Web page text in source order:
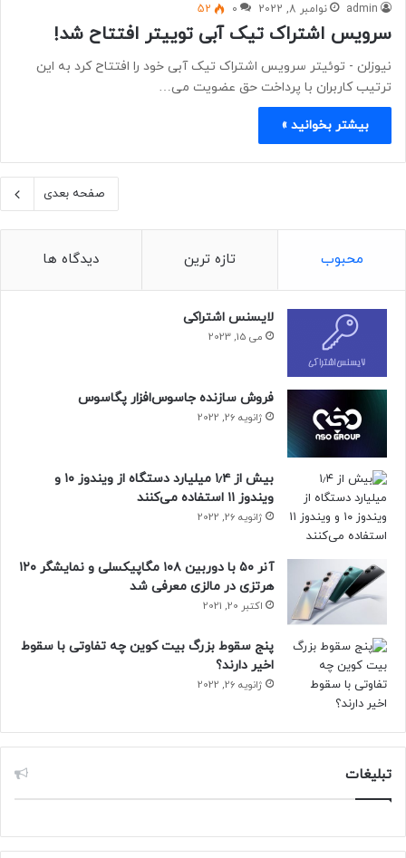
admin نوامبر 8, 2022 0
52
سرویس اشتراک تیک آبی توییتر افتتاح شد!
نیوزلن - ​​​​​​​توئیتر سرویس اشتراک تیک آبی خود را افتتاح کرد به این
ترتیب کاربران با پرداخت حق عضویت می…
بیشتر بخوانید »
صفحه بعدی
محبوب تازه ترین دیدگاه ها
لایسنس اشتراکی
می 15, 2023
فروش سازنده جاسوس‌افزار پگاسوس
ژانویه 26, 2022
بیش از ۱٫۴ میلیارد دستگاه از ویندوز ۱۰ و
ویندوز ۱۱ استفاده می‌کنند
ژانویه 26, 2022
آنر ۵۰ با دوربین ۱۰۸ مگاپیکسلی و نمایشگر ۱۲۰
هرتزی در مالزی معرفی شد
اکتبر 20, 2021
پنج سقوط بزرگ بیت کوین چه تفاوتی با سقوط
اخیر دارند؟
ژانویه 26, 2022
تبلیغات